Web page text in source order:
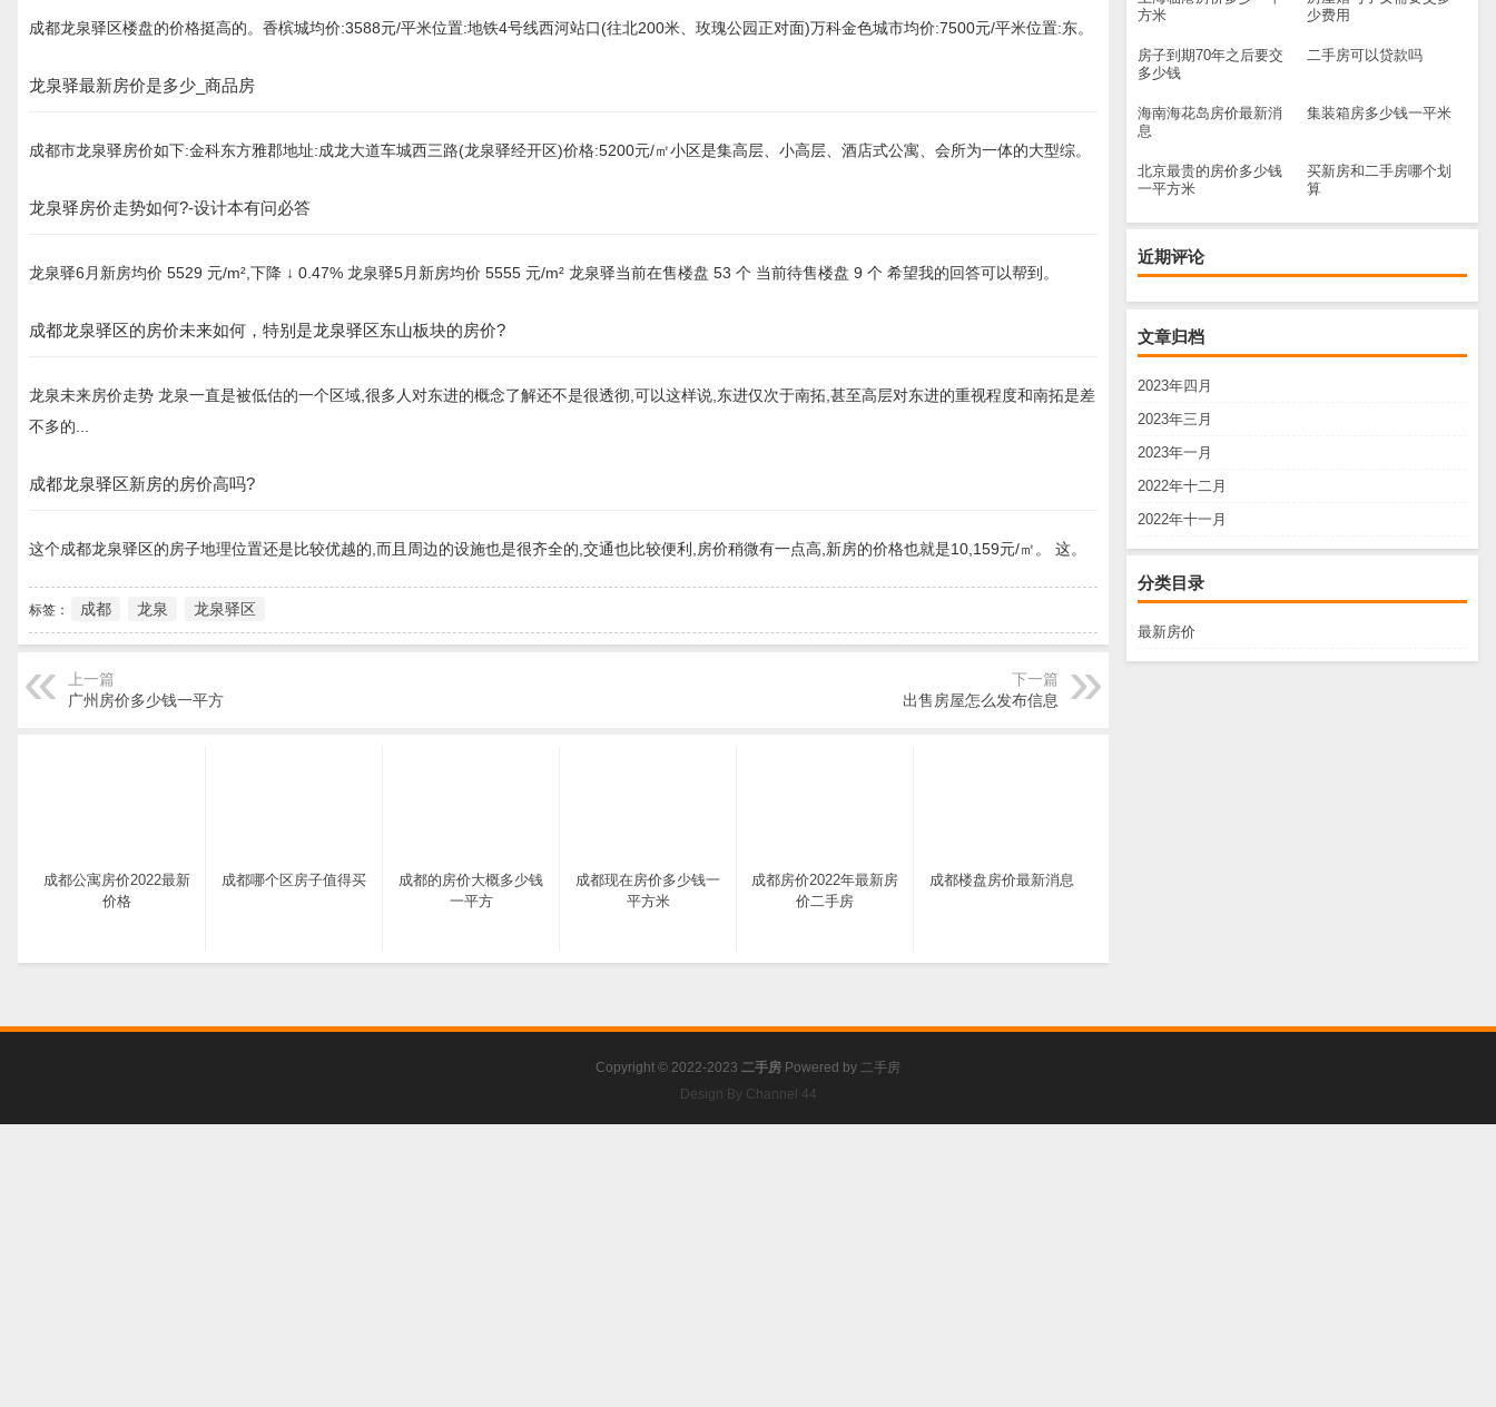
方米
少费用
房子到期70年之后要交
多少钱
二手房可以贷款吗
海南海花岛房价最新消
息
集装箱房多少钱一平米
北京最贵的房价多少钱
一平方米
买新房和二手房哪个划
算
近期评论
文章归档
2023年四月
2023年三月
2023年一月
2022年十二月
2022年十一月
分类目录
最新房价
成都龙泉驿区楼盘的价格挺高的。香槟城均价:3588元/平米位置:地铁4号线西河站口(往北200米、玫瑰公园正对面)万科金色城市均价:7500元/平米位置:东。
龙泉驿最新房价是多少_商品房
成都市龙泉驿房价如下:金科东方雅郡地址:成龙大道车城西三路(龙泉驿经开区)价格:5200元/㎡小区是集高层、小高层、酒店式公寓、会所为一体的大型综。
龙泉驿房价走势如何?-设计本有问必答
龙泉驿6月新房均价 5529 元/m²,下降 ↓ 0.47% 龙泉驿5月新房均价 5555 元/m² 龙泉驿当前在售楼盘 53 个 当前待售楼盘 9 个 希望我的回答可以帮到。
成都龙泉驿区的房价未来如何，特别是龙泉驿区东山板块的房价?
龙泉未来房价走势 龙泉一直是被低估的一个区域,很多人对东进的概念了解还不是很透彻,可以这样说,东进仅次于南拓,甚至高层对东进的重视程度和南拓是差
不多的...
成都龙泉驿区新房的房价高吗?
这个成都龙泉驿区的房子地理位置还是比较优越的,而且周边的设施也是很齐全的,交通也比较便利,房价稍微有一点高,新房的价格也就是10,159元/㎡。 这。
标签： 成都 龙泉 龙泉驿区
上一篇
广州房价多少钱一平方
下一篇
出售房屋怎么发布信息
成都公寓房价2022最新
价格
成都哪个区房子值得买
成都的房价大概多少钱
一平方
成都现在房价多少钱一
平方米
成都房价2022年最新房
价二手房
成都楼盘房价最新消息
Copyright © 2022-2023 二手房 Powered by 二手房
Design By Channel 44